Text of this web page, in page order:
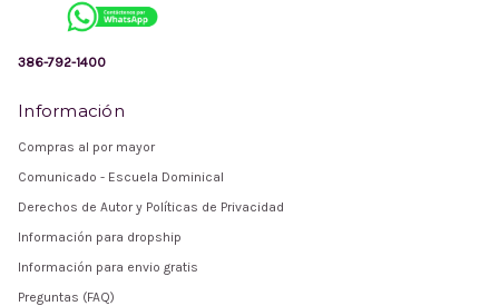
386-792-1400
Información
Compras al por mayor
Comunicado - Escuela Dominical
Derechos de Autor y Políticas de Privacidad
Información para dropship
Información para envio gratis
Preguntas (FAQ)